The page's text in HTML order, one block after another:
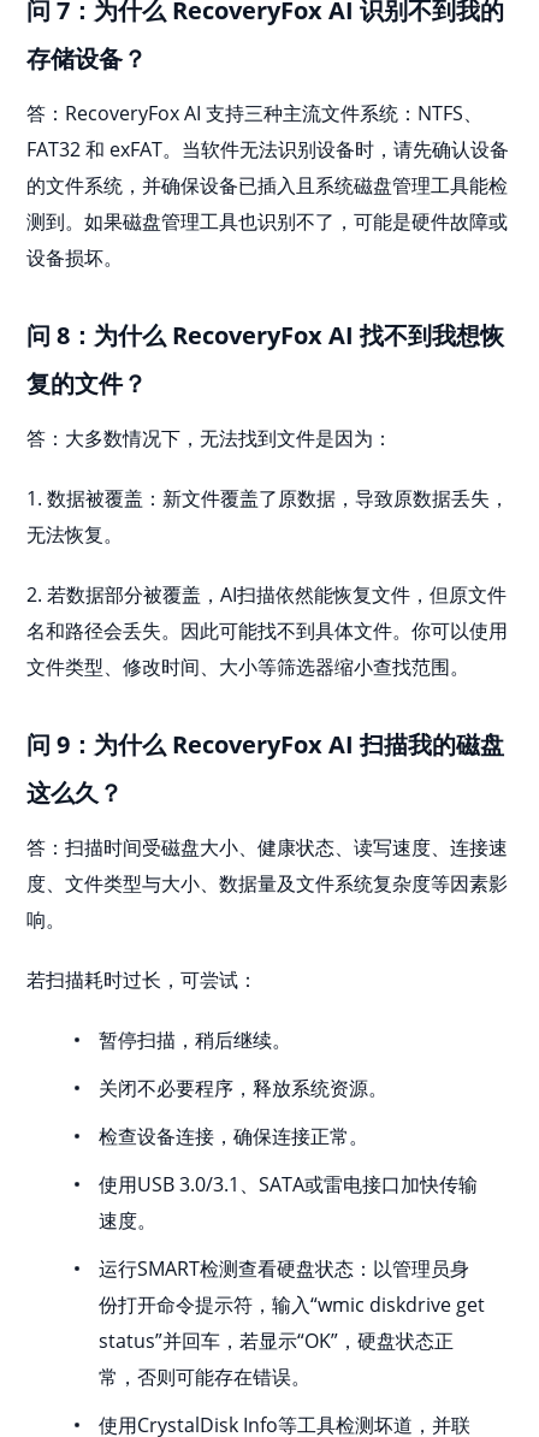
问 7：为什么 RecoveryFox AI 识别不到我的
存储设备？
答：RecoveryFox AI 支持三种主流文件系统：NTFS、
FAT32 和 exFAT。当软件无法识别设备时，请先确认设备
的文件系统，并确保设备已插入且系统磁盘管理工具能检
测到。如果磁盘管理工具也识别不了，可能是硬件故障或
设备损坏。
问 8：为什么 RecoveryFox AI 找不到我想恢
复的文件？
答：大多数情况下，无法找到文件是因为：
1. 数据被覆盖：新文件覆盖了原数据，导致原数据丢失，
无法恢复。
2. 若数据部分被覆盖，AI扫描依然能恢复文件，但原文件
名和路径会丢失。因此可能找不到具体文件。你可以使用
文件类型、修改时间、大小等筛选器缩小查找范围。
问 9：为什么 RecoveryFox AI 扫描我的磁盘
这么久？
答：扫描时间受磁盘大小、健康状态、读写速度、连接速
度、文件类型与大小、数据量及文件系统复杂度等因素影
响。
若扫描耗时过长，可尝试：
暂停扫描，稍后继续。
关闭不必要程序，释放系统资源。
检查设备连接，确保连接正常。
使用USB 3.0/3.1、SATA或雷电接口加快传输
速度。
运行SMART检测查看硬盘状态：以管理员身
份打开命令提示符，输入“wmic diskdrive get
status”并回车，若显示“OK”，硬盘状态正
常，否则可能存在错误。
使用CrystalDisk Info等工具检测坏道，并联